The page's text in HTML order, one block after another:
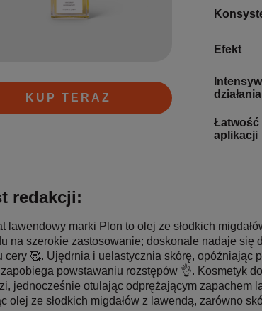
KUP TERAZ
Efekt
działania
Łatwość
aplikacji
redakcji:
lawendowy marki Plon to olej ze słodkich
na szerokie zastosowanie; doskonale nadaje się
cery 🥰. Ujędrnia i uelastycznia skórę, opóźniając
powstawaniu rozstępów 👌. Kosmetyk
jednocześnie otulając odprężającym zapachem
olej ze słodkich migdałów z lawendą, zarówno